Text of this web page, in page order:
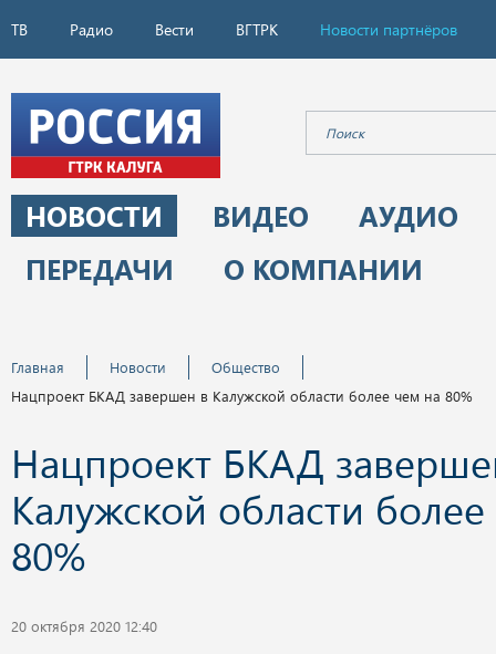
ТВ Радио Вести ВГТРК Новости партнёров
НОВОСТИ ВИДЕО
АУДИО
ПЕРЕДАЧИ
О КОМПАНИИ
Главная Новости
Общество
Нацпроект БКАД завершен в Калужской области более чем на 80%
Нацпроект БКАД
Калужской области
80%
20 октября 2020 12:40